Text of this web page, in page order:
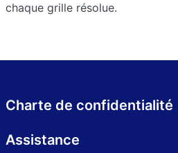
chaque grille résolue.
Charte de confidentialité
Assistance